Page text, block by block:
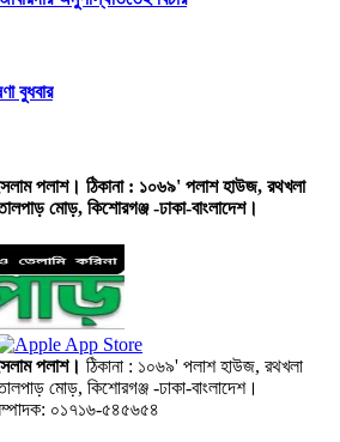
বুধবার
পলাশ। ঠিকানা : ১০৬৯' পলাশ হাউজ, রথখলা
মোড়, কিশোরগঞ্জ -ঢাকা-বাংলাদেশ।
পলাশ। ঠিকানা : ১০৬৯' পলাশ হাউজ, রথখলা
মোড়, কিশোরগঞ্জ -ঢাকা-বাংলাদেশ।
০১৭১৬-৫৪৫৬৫৪